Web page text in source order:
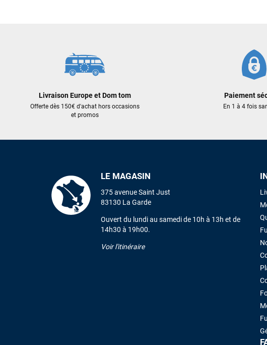
Livraison Europe et Dom tom
Offerte dès 150€ d'achat hors occasions
et promos
Paiement
En 1 à 4 fois
LE MAGASIN
375 avenue Saint Just
83130 La Garde
Ouvert du lundi au samedi de 10h à 13h et de
14h30 à 19h00.
Voir l'itinéraire
Sébastien
Cela faisait
excellent
dyno !